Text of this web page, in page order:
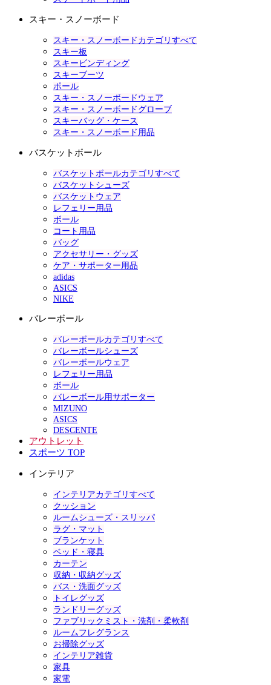
スキー・スノーボード
スキー・スノーボードカテゴリすべて
スキー板
スキービンディング
スキーブーツ
ポール
スキー・スノーボードウェア
スキー・スノーボードグローブ
スキーバッグ・ケース
スキー・スノーボード用品
バスケットボール
バスケットボールカテゴリすべて
バスケットシューズ
バスケットウェア
レフェリー用品
ボール
コート用品
バッグ
アクセサリー・グッズ
ケア・サポーター用品
adidas
ASICS
NIKE
バレーボール
バレーボールカテゴリすべて
バレーボールシューズ
バレーボールウェア
レフェリー用品
ボール
バレーボール用サポーター
MIZUNO
ASICS
DESCENTE
アウトレット
スポーツ TOP
インテリア
インテリアカテゴリすべて
クッション
ルームシューズ・スリッパ
ラグ・マット
ブランケット
ベッド・寝具
カーテン
収納・収納グッズ
バス・洗面グッズ
トイレグッズ
ランドリーグッズ
ファブリックミスト・洗剤・柔軟剤
ルームフレグランス
お掃除グッズ
インテリア雑貨
家具
家電